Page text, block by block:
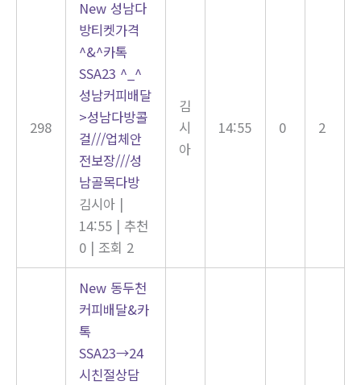
298
New 성남다
방티켓가격
^&^카톡
SSA23 ^_^
성남커피배달
>성남다방콜
걸///업체안
전보장///성
남골목다방
김시아 |
14:55 | 추천
0 | 조회 2
김
시
아
14:55 0 2
New 동두천
커피배달&카
톡
SSA23→24
시친절상담